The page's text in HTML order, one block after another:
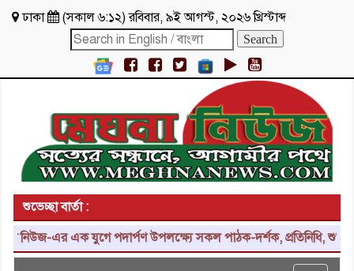
ঢাকা (সকাল ৬:১২)রবিবার, ৯ই আগস্ট, ২০২৬ খ্রিস্টাব্দ
শুভেচ্ছা বার্তা :
এর এক যুগে পদার্পণ উপলক্ষ্যে সকল পাঠক-দর্শক, প্রতিনিধি,